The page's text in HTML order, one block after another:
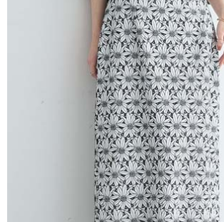
2.透過簡訊連結打開帳單後，可選擇「超商條碼／台灣
帳／街口支付／iPASS MONEY」等通路繳費。
1.本服務係由「台灣大哥大股份有限公司」（以下簡稱
用戶於交易時，得透過本服務購買商品或服務，並由商
買賣價金債權讓與本公司後，依約使用本公司帳單繳交
2.基於同意付款使用「大哥付你分期」之契約關係目的
資料（包含姓名、電話或地址）提供予台灣大哥大進項
由本公司與您本人進行分期帳單所需資料之確認、核對
3.完整用戶服務條款，請詳閱以下連結：https://
結帳頁面，進行簡訊認證並確認金額後，即可完成結帳
２．訂單成立數日內，您將收到繳費通知簡訊。
３．收到繳費通知簡訊後14天內，點擊此簡訊中的連
ATM／網路銀行／等多元方式進行付款，方視為交易完
※ 請注意：結帳手續完成當下不需立刻繳費，但若您
購買商品的店家。未經商家同意取消之訂單仍視為有效
※ 交易是否成功請以「AFTEE先享後付 」之結帳頁面
是否繳費成功／繳費後需取消欲退款等相關疑問，請聯
https://netprotections.freshdesk.com/
１．透過由恩沛科技股份有限公司提供之「AFTEE先
易，需依本服務之必要範圍內提供個人資料，並將交易
權轉讓予恩沛科技股份有限公司。
２．關於個人資料處理事宜，請瀏覽以下網址：
https://aftee.tw/terms/#terms3
每筆NT$60，滿NT$388(含以上)免運費
每筆NT$60，滿NT$888(含以上)免運費
每筆NT$60，滿NT$888(含以上)免運費
每筆NT$60，滿NT$888(含以上)免運費
每筆NT$60，滿NT$888(含以上)免運費